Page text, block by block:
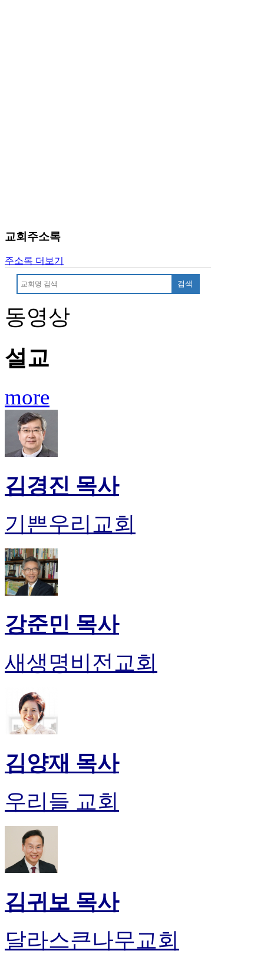
교회주소록
주소록 더보기
검색
동영상
설교
more
김경진 목사
기쁜우리교회
강준민 목사
새생명비전교회
김양재 목사
우리들 교회
김귀보 목사
달라스큰나무교회